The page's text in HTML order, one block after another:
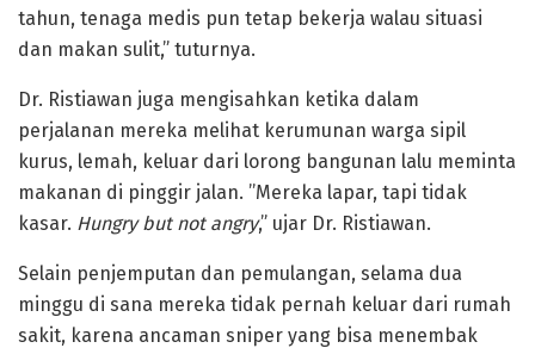
tahun, tenaga medis pun tetap bekerja walau situasi
dan makan sulit,” tuturnya.
Dr. Ristiawan juga mengisahkan ketika dalam
perjalanan mereka melihat kerumunan warga sipil
kurus, lemah, keluar dari lorong bangunan lalu meminta
makanan di pinggir jalan. ’’Mereka lapar, tapi tidak
kasar. Hungry but not angry,” ujar Dr. Ristiawan.
Selain penjemputan dan pemulangan, selama dua
minggu di sana mereka tidak pernah keluar dari rumah
sakit, karena ancaman sniper yang bisa menembak